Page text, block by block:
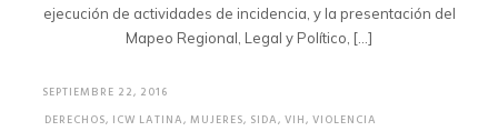
ejecución de actividades de incidencia, y la presentación del
Mapeo Regional, Legal y Político, […]
SEPTIEMBRE 22, 2016
DERECHOS, ICW LATINA, MUJERES, SIDA, VIH, VIOLENCIA